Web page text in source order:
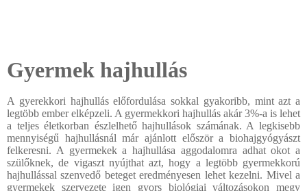
Gyermek hajhullás
A gyerekkori hajhullás előfordulása sokkal gyakoribb, mint azt a
legtöbb ember elképzeli. A gyermekkori hajhullás akár 3%-a is lehet
a teljes életkorban észlelhető hajhullások számának. A legkisebb
mennyiségű hajhullásnál már ajánlott először a biohajgyógyászt
felkeresni. A gyermekek a hajhullása aggodalomra adhat okot a
szülőknek, de vigaszt nyújthat azt, hogy a legtöbb gyermekkorú
hajhullással szenvedő beteget eredményesen lehet kezelni. Mivel a
gyermekek szervezete igen gyors biológiai változásokon megy